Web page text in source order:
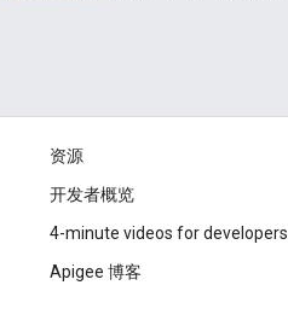
资源
开发者概览
4-minute videos for developers
Apigee 博客